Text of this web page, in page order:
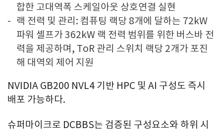
합한 고대역폭 스케일아웃 상호연결 실현
랙 전력 및 관리: 컴퓨팅 랙당 8개에 달하는 72kW
파워 셸프가 362kW 랙 전력 범위를 위한 버스바 전
력을 제공하며, ToR 관리 스위치 랙당 2개가 포진
해 대역외 제어 지원
NVIDIA GB200 NVL4 기반 HPC 및 AI 구성도 즉시
배포 가능하다.
슈퍼마이크로 DCBBS는 검증된 구성요소와 하위 시